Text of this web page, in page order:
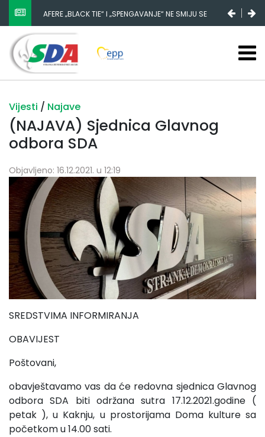
AFERE „BLACK TIE“ I „SPENGAVANJE“ NE SMIJU SE
ZATAŠKATI
Vijesti / Najave
(NAJAVA) Sjednica Glavnog
odbora SDA
Objavljeno: 16.12.2021. u 12:19
SREDSTVIMA INFORMIRANJA
OBAVIJEST
Poštovani,
obavještavamo vas da će redovna sjednica Glavnog
odbora SDA biti održana sutra 17.12.2021.godine (
petak ), u Kaknju, u prostorijama Doma kulture sa
početkom u 14.00 sati.